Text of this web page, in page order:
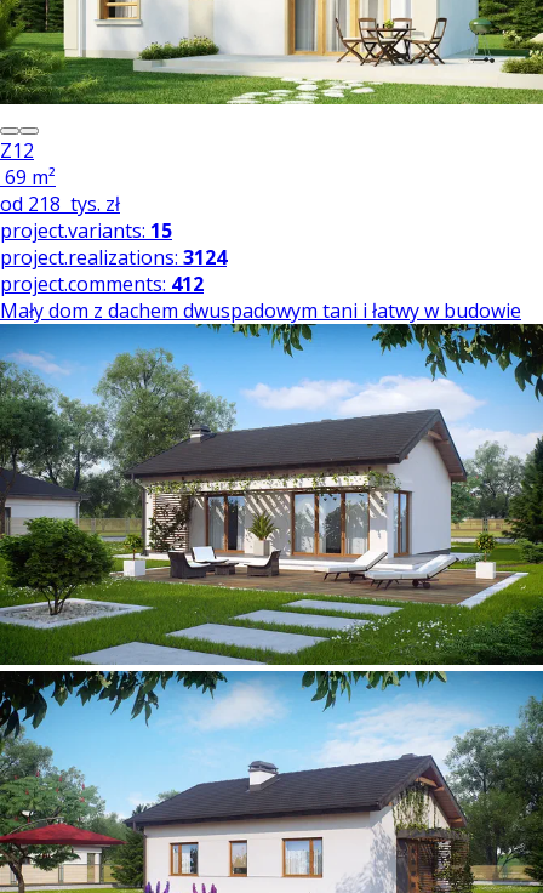
Z12
69 m²
od 218 tys. zł
project.variants: 15
project.realizations: 3124
project.comments: 412
Mały dom z dachem dwuspadowym tani i łatwy w budowie